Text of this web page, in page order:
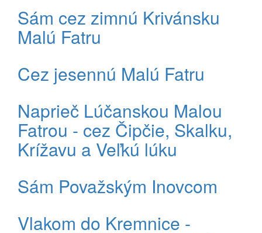
Sám cez zimnú Krivánsku
Malú Fatru
Cez jesennú Malú Fatru
Naprieč Lúčanskou Malou
Fatrou - cez Čipčie, Skalku,
Krížavu a Veľkú lúku
Sám Považským Inovcom
Vlakom do Kremnice -